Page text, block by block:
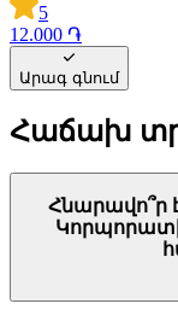
5
12.000 ֏
Արագ գնում
Հաճախ
Հնարավո՞ր